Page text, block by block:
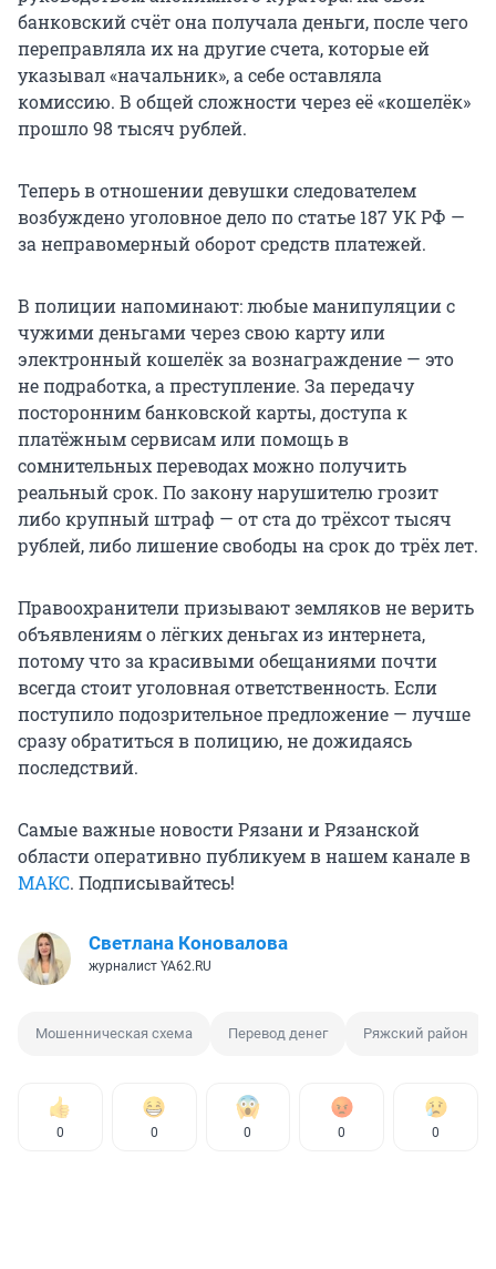
банковский счёт она получала деньги, после чего
переправляла их на другие счета, которые ей
указывал «начальник», а себе оставляла
комиссию. В общей сложности через её «кошелёк»
прошло 98 тысяч рублей.
Теперь в отношении девушки следователем
возбуждено уголовное дело по статье 187 УК РФ —
за неправомерный оборот средств платежей.
В полиции напоминают: любые манипуляции с
чужими деньгами через свою карту или
электронный кошелёк за вознаграждение — это
не подработка, а преступление. За передачу
посторонним банковской карты, доступа к
платёжным сервисам или помощь в
сомнительных переводах можно получить
реальный срок. По закону нарушителю грозит
либо крупный штраф — от ста до трёхсот тысяч
рублей, либо лишение свободы на срок до трёх лет.
Правоохранители призывают земляков не верить
объявлениям о лёгких деньгах из интернета,
потому что за красивыми обещаниями почти
всегда стоит уголовная ответственность. Если
поступило подозрительное предложение — лучше
сразу обратиться в полицию, не дожидаясь
последствий.
Самые важные новости Рязани и Рязанской
области оперативно публикуем в нашем канале в
МАКС. Подписывайтесь!
Светлана Коновалова
журналист YA62.RU
Мошенническая схема Перевод денег Ряжский район
0 0 0 0 0